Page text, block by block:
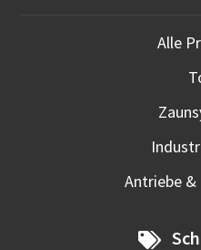
Alle
Antriebe &